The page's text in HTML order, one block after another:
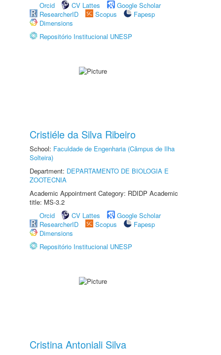
Orcid
CV Lattes
Google Scholar
ResearcherID
Scopus
Fapesp
Dimensions
Repositório Institucional UNESP
Cristiéle da Silva Ribeiro
School: Faculdade de Engenharia (Câmpus de Ilha
Solteira)
Department: DEPARTAMENTO DE BIOLOGIA E
ZOOTECNIA
Academic Appointment Category: RDIDP Academic
title: MS-3.2
Orcid
CV Lattes
Google Scholar
ResearcherID
Scopus
Fapesp
Dimensions
Repositório Institucional UNESP
Cristina Antoniali Silva